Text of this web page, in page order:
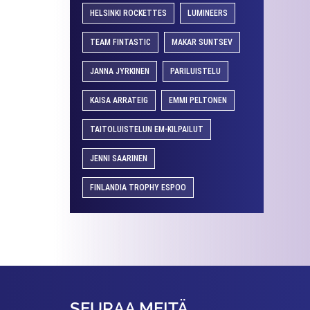
HELSINKI ROCKETTES LUMINEERS
TEAM FINTASTIC MAKAR SUNTSEV
JANNA JYRKINEN PARILUISTELU
KAISA ARRATEIG EMMI PELTONEN
TAITOLUISTELUN EM-KILPAILUT
JENNI SAARINEN
FINLANDIA TROPHY ESPOO